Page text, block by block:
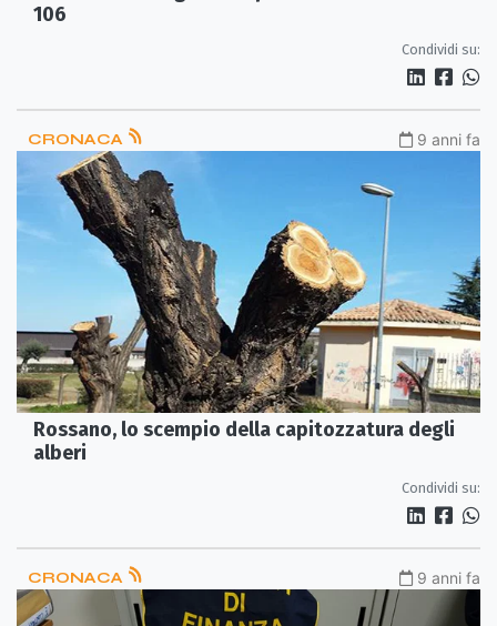
106
Condividi su:
CRONACA 9 anni fa
Rossano, lo scempio della capitozzatura degli
alberi
Condividi su:
CRONACA 9 anni fa